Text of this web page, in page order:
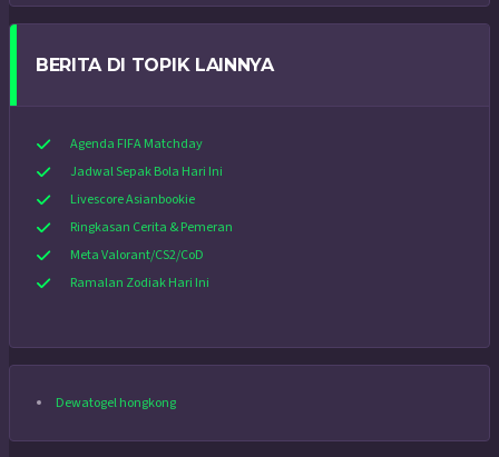
BERITA DI TOPIK LAINNYA
Agenda FIFA Matchday
Jadwal Sepak Bola Hari Ini
Livescore Asianbookie
Ringkasan Cerita & Pemeran
Meta Valorant/CS2/CoD
Ramalan Zodiak Hari Ini
Dewatogel hongkong